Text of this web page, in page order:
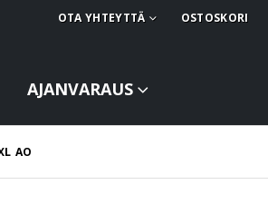
OTA YHTEYTTÄ OSTOSKORI
AJANVARAUS
AO